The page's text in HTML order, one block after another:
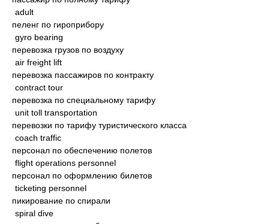
adult
пеленг по гироприбору
gyro bearing
перевозка грузов по воздуху
air freight lift
перевозка пассажиров по контракту
contract tour
перевозка по специальному тарифу
unit toll transportation
перевозки по тарифу туристического класса
coach traffic
персонал по обеспечению полетов
flight operations personnel
персонал по оформлению билетов
ticketing personnel
пикирование по спирали
spiral dive